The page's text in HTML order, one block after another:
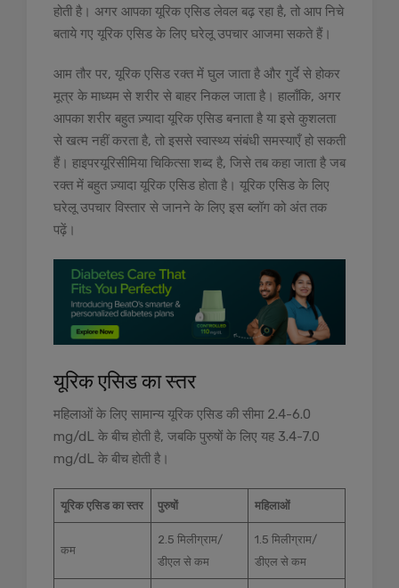
होती है। अगर आपका यूरिक एसिड लेवल बढ़ रहा है, तो आप निचे
बताये गए यूरिक एसिड के लिए घरेलू उपचार आजमा सकते हैं।
आम तौर पर, यूरिक एसिड रक्त में घुल जाता है और गुर्दे से होकर
मूत्र के माध्यम से शरीर से बाहर निकल जाता है। हालाँकि, अगर
आपका शरीर बहुत ज़्यादा यूरिक एसिड बनाता है या इसे कुशलता
से खत्म नहीं करता है, तो इससे स्वास्थ्य संबंधी समस्याएँ हो सकती
हैं। हाइपरयूरिसीमिया चिकित्सा शब्द है, जिसे तब कहा जाता है जब
रक्त में बहुत ज़्यादा यूरिक एसिड होता है। यूरिक एसिड के लिए
घरेलू उपचार विस्तार से जानने के लिए इस ब्लॉग को अंत तक
पढ़ें।
यूरिक एसिड का स्तर
महिलाओं के लिए सामान्य यूरिक एसिड की सीमा 2.4-6.0
mg/dL के बीच होती है, जबकि पुरुषों के लिए यह 3.4-7.0
mg/dL के बीच होती है।
यूरिक एसिड का स्तर पुरुषों महिलाओं
कम
2.5 मिलीग्राम/
डीएल से कम
1.5 मिलीग्राम/
डीएल से कम